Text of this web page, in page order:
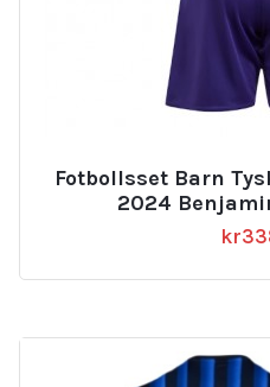
Fotbollsset Barn
2024
kr